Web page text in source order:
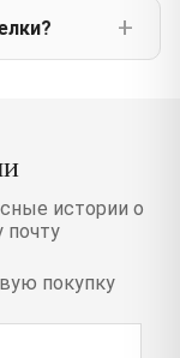
истории о
покупку